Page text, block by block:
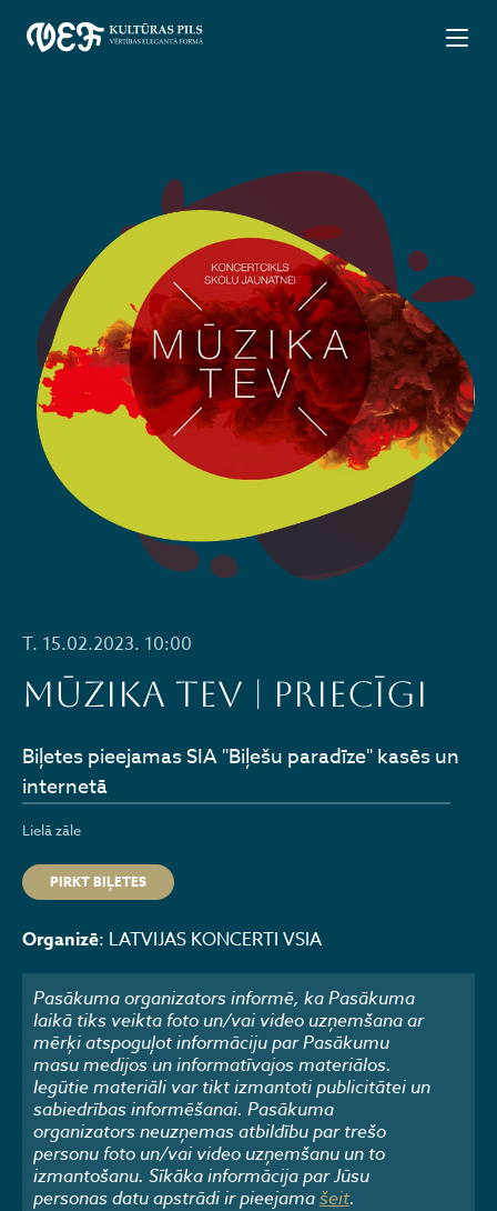
T. 15.02.2023. 10:00
MŪZIKA TEV | PRIECĪGI
Lielā zāle
PIRKT BIĻETES
Biļetes pieejamas SIA "Biļešu paradīze" kasēs un
internetā
Organizē: LATVIJAS KONCERTI VSIA
Pasākuma organizators informē, ka Pasākuma
laikā tiks veikta foto un/vai video uzņemšana ar
mērķi atspoguļot informāciju par Pasākumu
masu medijos un informatīvajos materiālos.
Iegūtie materiāli var tikt izmantoti publicitātei un
sabiedrības informēšanai. Pasākuma
organizators neuzņemas atbildību par trešo
personu foto un/vai video uzņemšanu un to
izmantošanu. Sīkāka informācija par Jūsu
personas datu apstrādi ir pieejamašeit.